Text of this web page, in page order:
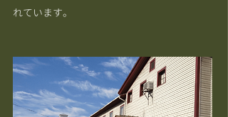
れています。